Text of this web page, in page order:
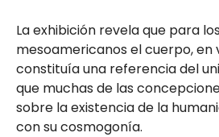
La exhibición revela que para
mesoamericanos el cuerpo, en
constituía una referencia del
que muchas de las
sobre la existencia de la
con su cosmogonía.